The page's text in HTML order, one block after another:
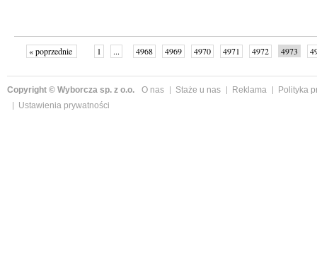
« poprzednie 1 ... 4968 4969 4970 4971 4972 4973
Copyright © Wyborcza sp. z o.o. O nas Staże u nas Reklama
Polityka
Ustawienia prywatności